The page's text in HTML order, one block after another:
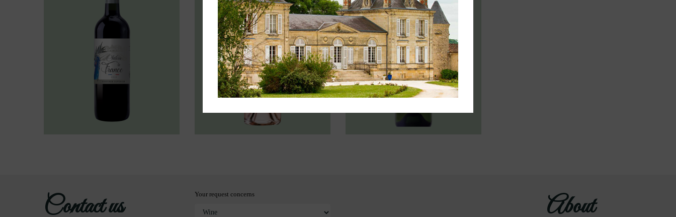
Contact us Your request concerns About